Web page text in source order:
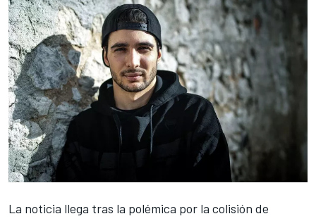
La noticia llega tras la polémica por la colisión de